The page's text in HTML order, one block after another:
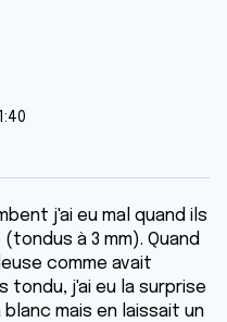
j'ai eu mal quand ils
à 3 mm). Quand
comme avait
tondu, j'ai eu la surprise
mais en laissait un